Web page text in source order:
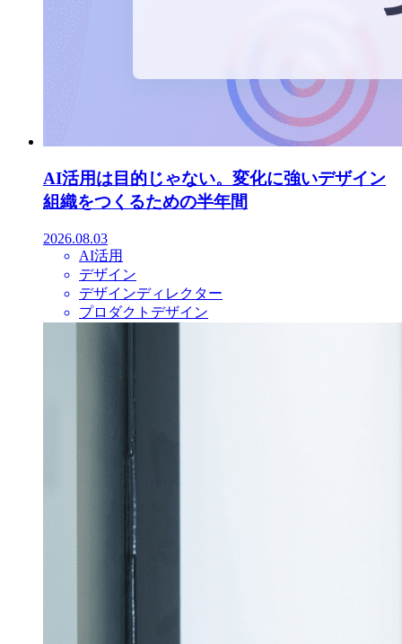
AI活用は目的じゃない。変化に強いデザイン
組織をつくるための半年間
2026.08.03
AI活用
デザイン
デザインディレクター
プロダクトデザイン